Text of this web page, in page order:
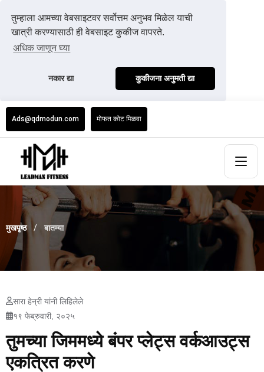
तुम्हाला आमच्या वेबसाइटवर सर्वोत्तम अनुभव मिळेल याची
खात्री करण्यासाठी ही वेबसाइट कुकीज वापरते.
अधिक जाणून घ्या
नकार द्या कुकीजना अनुमती द्या
Ads@qdmodun.com मोफत कोट मिळवा
मुखपृष्ठ बातम्या
सारा हेन्री यांनी लिहिलेले
१९ फेब्रुवारी, २०२५
तुमच्या जिममध्ये बंपर प्लेट्स वर्कआउट्स
एकत्रित करणे